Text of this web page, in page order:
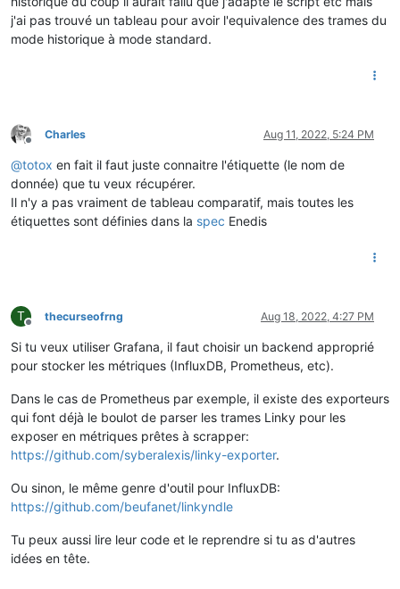
j'ai pas trouvé un tableau pour avoir l'equivalence des trames du
mode historique à mode standard.
Offline
Charles Aug 11, 2022, 5:24 PM
@totox en fait il faut juste connaitre l'étiquette (le nom de
donnée) que tu veux récupérer.
Il n'y a pas vraiment de tableau comparatif, mais toutes les
étiquettes sont définies dans la spec Enedis
T
Offline
thecurseofrng Aug 18, 2022, 4:27 PM
Si tu veux utiliser Grafana, il faut choisir un backend approprié
pour stocker les métriques (InfluxDB, Prometheus, etc).
Dans le cas de Prometheus par exemple, il existe des exporteurs
qui font déjà le boulot de parser les trames Linky pour les
exposer en métriques prêtes à scrapper:
https://github.com/syberalexis/linky-exporter.
Ou sinon, le même genre d'outil pour InfluxDB:
https://github.com/beufanet/linkyndle
Tu peux aussi lire leur code et le reprendre si tu as d'autres
idées en tête.